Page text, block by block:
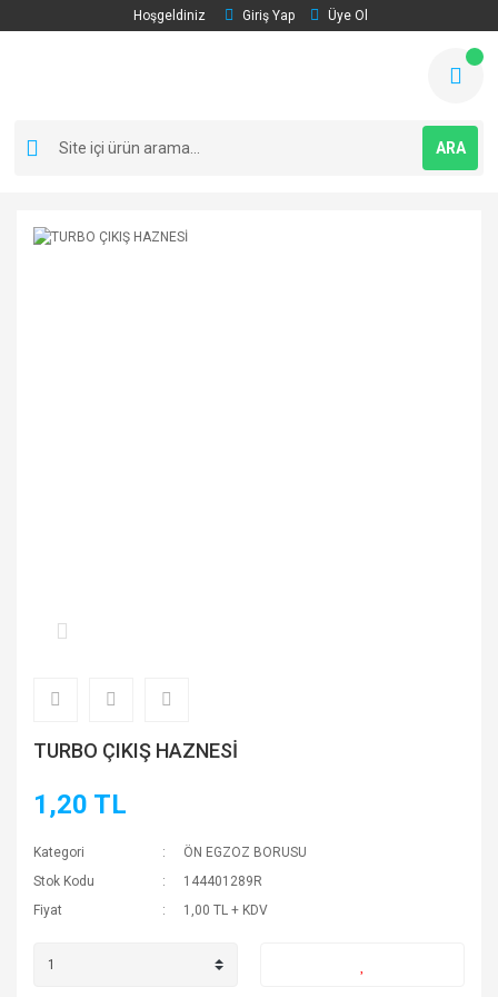
Hoşgeldiniz Giriş Yap Üye Ol
ARA
TURBO ÇIKIŞ HAZNESİ
1,20 TL
Kategori
ÖN EGZOZ BORUSU
Stok Kodu
144401289R
Fiyat
1,00 TL + KDV